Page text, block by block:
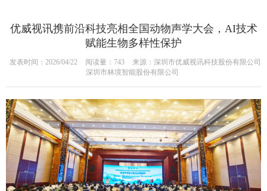
优威视讯携前沿科技亮相全国动物声学大会，AI技术
赋能生物多样性保护
发表时间：2026/04/22 阅读量：743
来源：深圳市优威视讯科技股份有限公司
深圳市林境智能股份有限公司